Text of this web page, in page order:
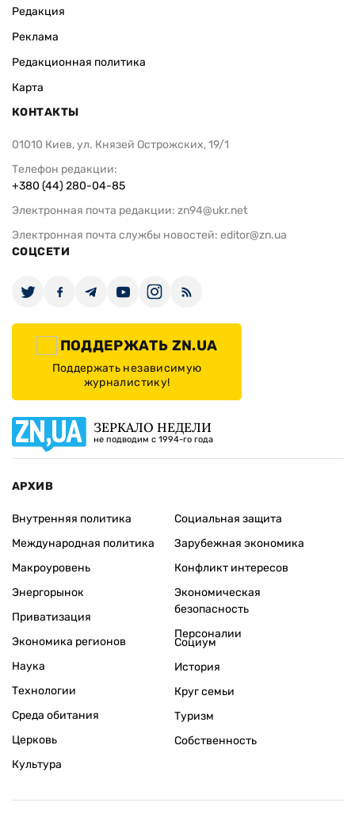
Редакция
Реклама
Редакционная политика
Карта
КОНТАКТЫ
01010 Киев, ул. Князей Острожских, 19/1
Телефон редакции:
+380 (44) 280-04-85
Электронная почта редакции: zn94@ukr.net
Электронная почта службы новостей: editor@zn.ua
СОЦСЕТИ
ПОДДЕРЖАТЬ ZN.UA
Поддержать независимую
журналистику!
ЗЕРКАЛО НЕДЕЛИ
не подводим с 1994-го года
АРХИВ
Внутренняя политика
Международная политика
Макроуровень
Энергорынок
Приватизация
Экономика регионов
Социальная защита
Зарубежная экономика
Конфликт интересов
Экономическая
безопасность
Персоналии
Наука
Технологии
Среда обитания
Церковь
Культура
Социум
История
Круг семьи
Туризм
Собственность